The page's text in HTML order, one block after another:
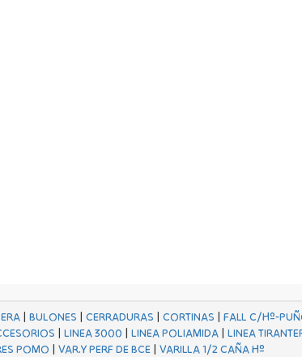
| BULONES | CERRADURAS | CORTINAS | FALL C/Hº-
|LINEA 3000 |LINEA POLIAMIDA |LINEA
POMO | VAR.Y PERF DE BCE| VARILLA 1/2 CAÑA Hº